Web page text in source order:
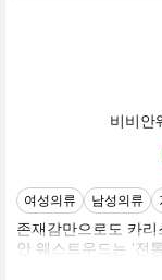
비비안
여성의류 남성의류
존재감만으로도 카
안 웨스트우드는 ‘전
이, 클래식한 우아함